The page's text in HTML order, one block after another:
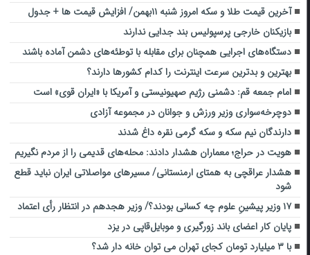
آخرین قیمت طلا و سکه امروز شنبه ۱۱بهمن/ افزایش قیمت ها + جدول
بازیکنان خارجی پرسپولیس بند جدایی ندارند
دستگاه‌های اجرایی همچنان برای مقابله با توطئه‌های دشمن آماده باشند
بهترین و بدترین سرعت اینترنت را کدام کشورها دارند؟
امام جمعه قم: دشمنی رژیم صهیونیستی و آمریکا با «ایران قوی» است
دوچرخه‌سواری وزیر ورزش و جوانان در مجموعه آزادی
دارندگان نیم سکه و سکه گرمی نقره داغ شدند
هویت در حراج؛ معماران هشدار دادند: محله‌های قدیمی را از مردم نگیریم
هشدار عراقچی به همتای ارمنستانی/ مسیرهای مواصلاتی ایران نباید قطع
شود
۱۷ وزیر پیشینِ علوم چه کسانی بودند؟/ وزیر هجدهم در انتظار رأی اعتماد
پایان کار اعضای باند زورگیری و موبایل‌قاپی در یزد
با ۳ میلیارد تومان‌ کجای تهران می توان خانه دار شد؟